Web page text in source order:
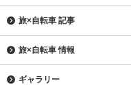
旅×自転車 記事
旅×自転車 情報
ギャラリー